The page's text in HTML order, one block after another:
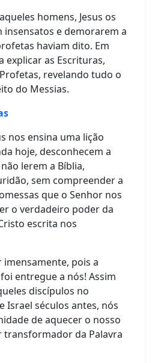
homens, Jesus os
e demorarem a
haviam dito. Em
explicar as Escrituras,
revelando tudo o
do Messias.
nos ensina uma lição
hoje, desconhecem a
lerem a Bíblia,
sem compreender a
que o Senhor nos
o verdadeiro poder da
escrita nos
pois a
entregue a nós! Assim
discípulos no
Israel séculos antes, nós
de aquecer o nosso
transformador da Palavra